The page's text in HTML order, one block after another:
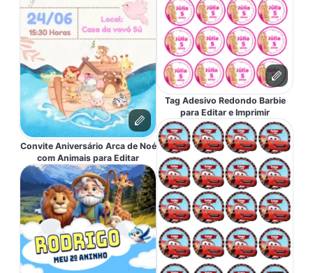
Convite Aniversário Arca de Noé
com Animais para Editar
Tag Adesivo Redondo Barbie
para Editar e Imprimir